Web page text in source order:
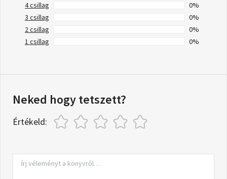
4 csillag
0%
3 csillag
0%
2 csillag
0%
1 csillag
0%
Neked hogy tetszett?
Értékeld: